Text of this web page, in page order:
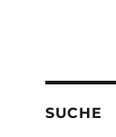
SUCHE